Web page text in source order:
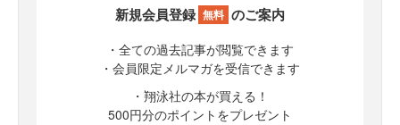
新規会員登録 無料 のご案内
・全ての過去記事が閲覧できます
・会員限定メルマガを受信できます
・翔泳社の本が買える！
500円分のポイントをプレゼント